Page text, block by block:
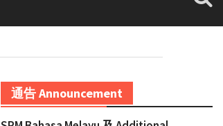
通告 Announcement